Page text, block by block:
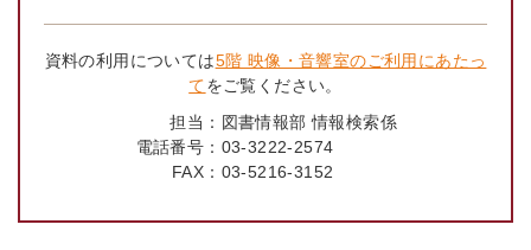
資料の利用については5階 映像・音響室のご利用にあたっ
てをご覧ください。
担当： 図書情報部 情報検索係
電話番号： 03-3222-2574
FAX： 03-5216-3152